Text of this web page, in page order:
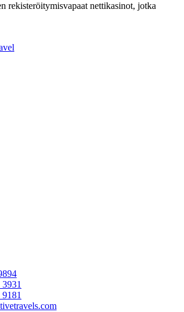
rekisteröitymisvapaat nettikasinot, jotka